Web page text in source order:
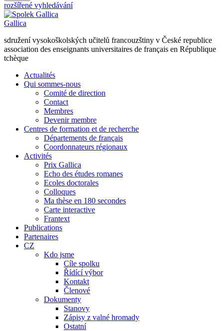
rozšířené vyhledávání
Gallica
sdružení vysokoškolských učitelů francouzštiny v České republice
association des enseignants universitaires de français en République
tchèque
Actualités
Qui sommes-nous
Comité de direction
Contact
Membres
Devenir membre
Centres de formation et de recherche
Départements de français
Coordonnateurs régionaux
Activités
Prix Gallica
Echo des études romanes
Ecoles doctorales
Colloques
Ma thèse en 180 secondes
Carte interactive
Frantext
Publications
Partenaires
CZ
Kdo jsme
Cíle spolku
Řídící výbor
Kontakt
Členové
Dokumenty
Stanovy
Zápisy z valné hromady
Ostatní